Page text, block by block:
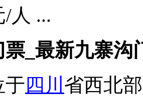
/人 ...
票_最新九寨沟
于四川 省西北